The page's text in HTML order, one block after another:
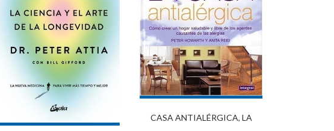
CASA ANTIALÉRGICA, LA